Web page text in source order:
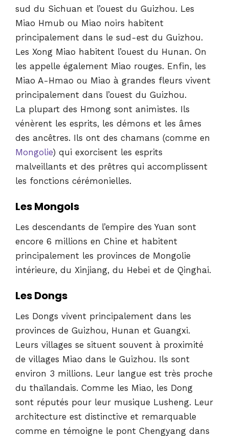
sud du Sichuan et l’ouest du Guizhou. Les
Miao Hmub ou Miao noirs habitent
principalement dans le sud-est du Guizhou.
Les Xong Miao habitent l’ouest du Hunan. On
les appelle également Miao rouges. Enfin, les
Miao A-Hmao ou Miao à grandes fleurs vivent
principalement dans l’ouest du Guizhou.
La plupart des Hmong sont animistes. Ils
vénèrent les esprits, les démons et les âmes
des ancêtres. Ils ont des chamans (comme en
Mongolie) qui exorcisent les esprits
malveillants et des prêtres qui accomplissent
les fonctions cérémonielles.
Les Mongols
Les descendants de l’empire des Yuan sont
encore 6 millions en Chine et habitent
principalement les provinces de Mongolie
intérieure, du Xinjiang, du Hebei et de Qinghai.
Les Dongs
Les Dongs vivent principalement dans les
provinces de Guizhou, Hunan et Guangxi.
Leurs villages se situent souvent à proximité
de villages Miao dans le Guizhou. Ils sont
environ 3 millions. Leur langue est très proche
du thaïlandais. Comme les Miao, les Dong
sont réputés pour leur musique Lusheng. Leur
architecture est distinctive et remarquable
comme en témoigne le pont Chengyang dans